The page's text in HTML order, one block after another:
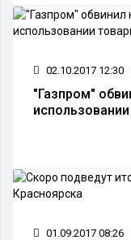
02.10.2017 12:30
"Газпром"
01.09.2017 08:26